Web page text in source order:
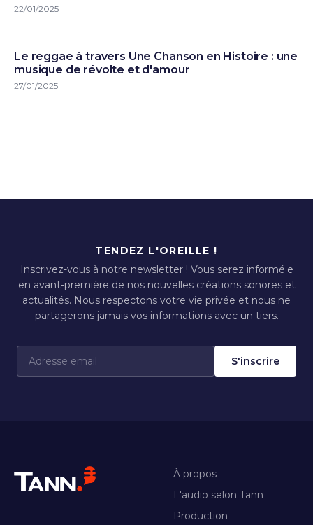
22/01/2025
Le reggae à travers Une Chanson en Histoire : une
musique de révolte et d'amour
27/01/2025
TENDEZ L'OREILLE !
Inscrivez-vous à notre newsletter ! Vous serez informé·e
en avant-première de nos nouvelles créations sonores et
actualités. Nous respectons votre vie privée et nous ne
partagerons jamais vos informations avec un tiers.
S'inscrire
À propos
L'audio selon Tann
Production